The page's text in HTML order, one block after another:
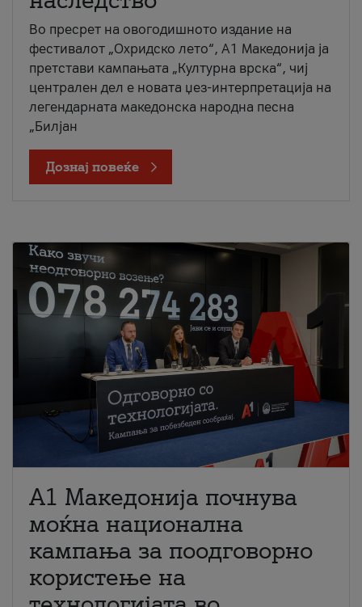
Во пресрет на овогодишното издание на
фестивалот „Охридско лето“, А1 Македонија ја
претстави кампањата „Културна врска“, чиј
централен дел е новата џез-интерпретација на
легендарната македонска народна песна
„Билјан
Дознај повеќе
A1 Македонија почнува
моќна национална
кампања за поодговорно
користење на